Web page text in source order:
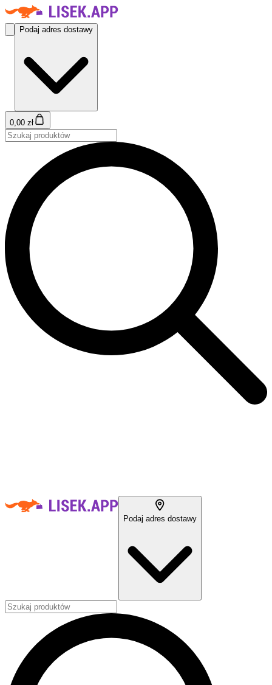
Podaj adres dostawy
0,00 zł
Podaj adres dostawy